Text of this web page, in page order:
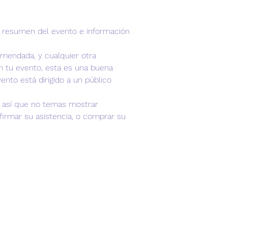
del evento e información
y cualquier otra
tu evento, esta es una buena
está dirigido a un público
así que no temas mostrar
su asistencia, o comprar su